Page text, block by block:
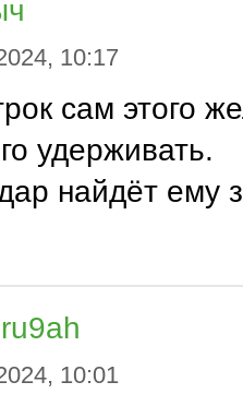
10:17
сам этого
удерживать.
найдёт ему
10:01